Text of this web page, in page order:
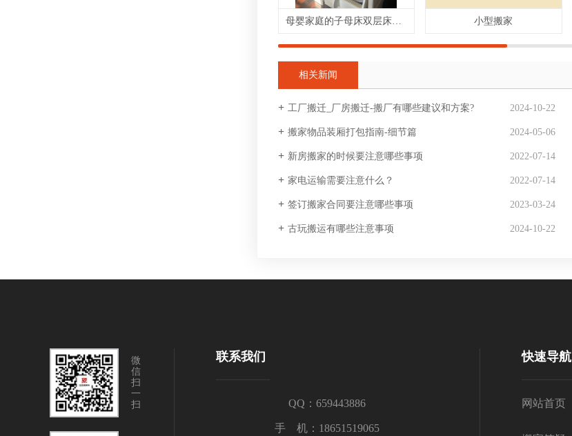
母婴家庭的子母床双层床拆装流程是否复杂及工具准备 小型搬家
相关新闻
工厂搬迁_厂房搬迁-搬厂有哪些建议和方案? 2024-10-22
搬家物品装厢打包指南-细节篇 2024-05-06
新房搬家的时候要注意哪些事项 2022-07-14
家电运输需要注意什么？ 2022-07-14
签订搬家合同要注意哪些事项 2023-03-24
古玩搬运有哪些注意事项 2024-10-22
微
信
扫
一
扫
联系我们
QQ：659443886
手 机：18651519065
快速导航
网站首页